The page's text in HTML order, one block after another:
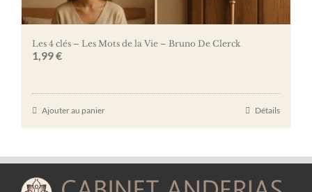
Les 4 clés – Les Mots de la Vie – Bruno De Clerck
1,99€
Ajouter au panier Détails